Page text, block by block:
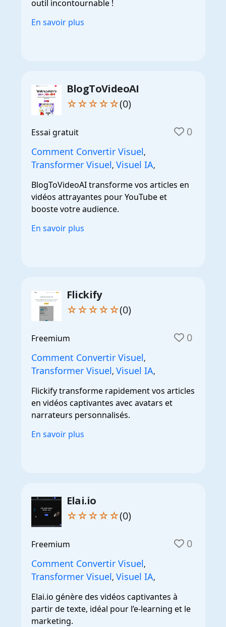
outil incontournable !
En savoir plus
BlogToVideoAI
☆☆☆☆☆(0)
Essai gratuit 0
Comment Convertir Visuel,
Transformer Visuel, Visuel IA,
BlogToVideoAI transforme vos articles en
vidéos attrayantes pour YouTube et
booste votre audience.
En savoir plus
Flickify
☆☆☆☆☆(0)
Freemium 0
Comment Convertir Visuel,
Transformer Visuel, Visuel IA,
Flickify transforme rapidement vos articles
en vidéos captivantes avec avatars et
narrateurs personnalisés.
En savoir plus
Elai.io
☆☆☆☆☆(0)
Freemium 0
Comment Convertir Visuel,
Transformer Visuel, Visuel IA,
Elai.io génère des vidéos captivantes à
partir de texte, idéal pour l’e-learning et le
marketing.